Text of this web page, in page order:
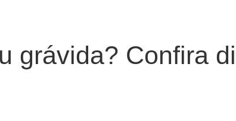
grávida? Confira